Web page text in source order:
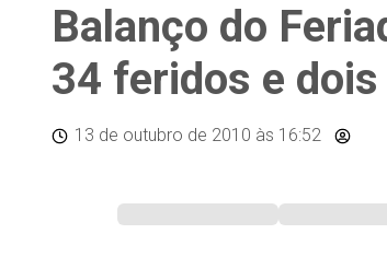
Balanço do
34 feridos e
13 de outubro de 2010 às 16:52